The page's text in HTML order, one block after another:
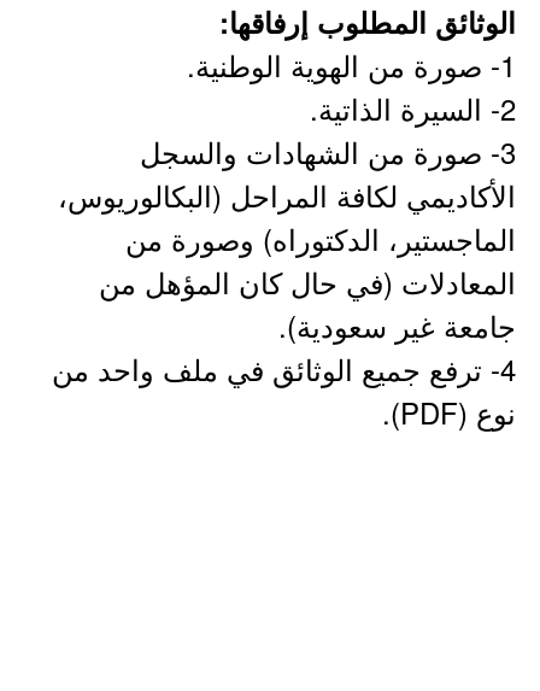
الوثائق المطلوب إرفاقها:
1- صورة من الهوية الوطنية.
2- السيرة الذاتية.
3- صورة من الشهادات والسجل
الأكاديمي لكافة المراحل (البكالوريوس،
الماجستير، الدكتوراه) وصورة من
المعادلات (في حال كان المؤهل من
جامعة غير سعودية).
4- ترفع جميع الوثائق في ملف واحد من
نوع (PDF).